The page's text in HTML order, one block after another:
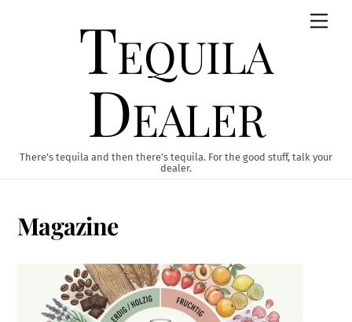
Tequila
Dealer
There’s tequila and then there’s tequila. For the good stuff, talk your
dealer.
Magazine